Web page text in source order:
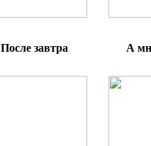
После завтра А